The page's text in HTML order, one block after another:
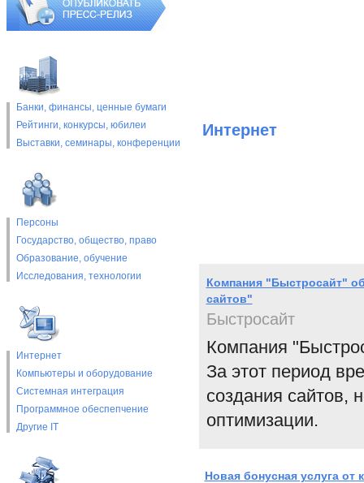
Банки, финансы, ценные бумаги
Рейтинги, конкурсы, юбилеи
Выставки, cеминары, конференции
Персоны
Государство, общество, право
Образование, обучение
Исследования, технологии
Интернет
Компьютеры и оборудование
Системная интеграция
Программное обеспепчение
Другие IT
Интернет
Компания "Быстросайт"
сайтов"
Быстросайт
Компания
За этот период
создания сайтов,
оптимизации.
Новая бонусная услуга от